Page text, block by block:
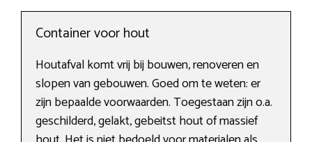
Container voor hout
Houtafval komt vrij bij bouwen, renoveren en
slopen van gebouwen. Goed om te weten: er
zijn bepaalde voorwaarden. Toegestaan zijn o.a.
geschilderd, gelakt, gebeitst hout of massief